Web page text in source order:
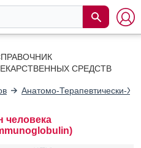
СРЕДСТВ
Анатомо-Терапевтически-
человека